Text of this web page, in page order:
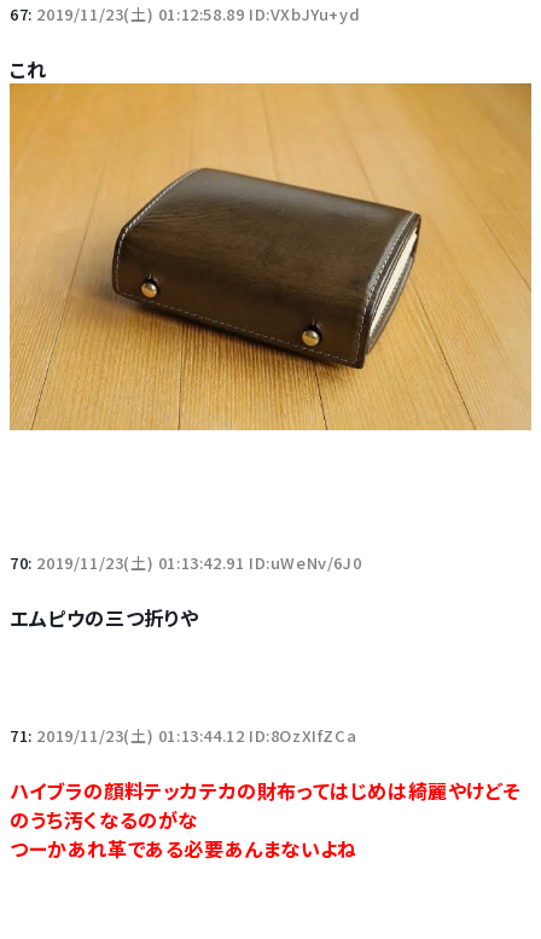
67: 2019/11/23(土) 01:12:58.89 ID:VXbJYu+yd
これ
70: 2019/11/23(土) 01:13:42.91 ID:uWeNv/6J0
エムピウの三つ折りや
71: 2019/11/23(土) 01:13:44.12 ID:8OzXIfZCa
ハイブラの顔料テッカテカの財布ってはじめは綺麗やけどそ
のうち汚くなるのがな
つーかあれ革である必要あんまないよね